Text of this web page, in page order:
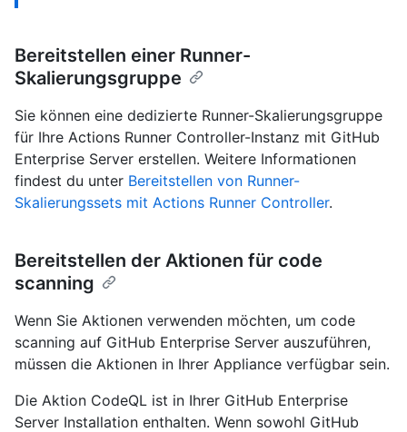
Bereitstellen einer Runner-
Skalierungsgruppe
Sie können eine dedizierte Runner-Skalierungsgruppe
für Ihre Actions Runner Controller-Instanz mit GitHub
Enterprise Server erstellen. Weitere Informationen
findest du unter Bereitstellen von Runner-
Skalierungssets mit Actions Runner Controller.
Bereitstellen der Aktionen für code
scanning
Wenn Sie Aktionen verwenden möchten, um code
scanning auf GitHub Enterprise Server auszuführen,
müssen die Aktionen in Ihrer Appliance verfügbar sein.
Die Aktion CodeQL ist in Ihrer GitHub Enterprise
Server Installation enthalten. Wenn sowohl GitHub